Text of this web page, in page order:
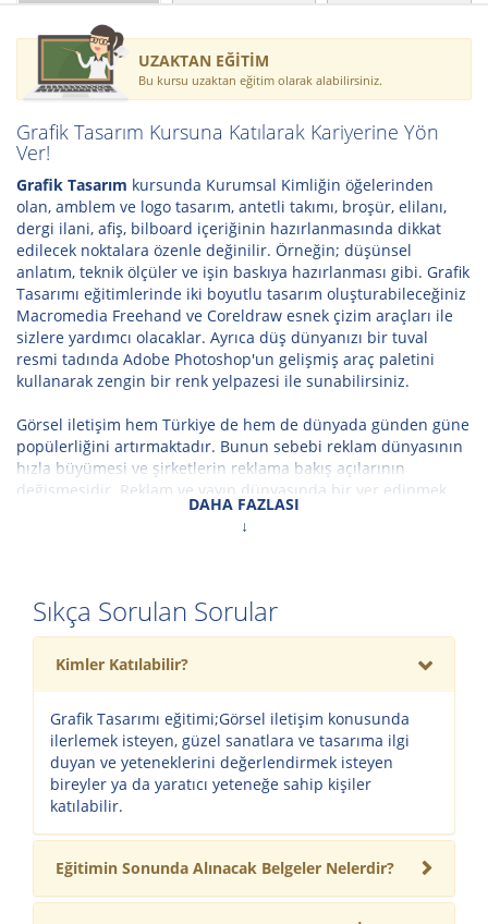
UZAKTAN EĞİTİM
Bu kursu uzaktan eğitim olarak alabilirsiniz.
Grafik Tasarım Kursuna Katılarak Kariyerine Yön
Ver!
Grafik Tasarım kursunda Kurumsal Kimliğin öğelerinden
olan, amblem ve logo tasarım, antetli takımı, broşür, elilanı,
dergi ilani, afiş, bilboard içeriğinin hazırlanmasında dikkat
edilecek noktalara özenle değinilir. Örneğin; düşünsel
anlatım, teknik ölçüler ve işin baskıya hazırlanması gibi. Grafik
Tasarımı eğitimlerinde iki boyutlu tasarım oluşturabileceğiniz
Macromedia Freehand ve Coreldraw esnek çizim araçları ile
sizlere yardımcı olacaklar. Ayrıca düş dünyanızı bir tuval
resmi tadında Adobe Photoshop'un gelişmiş araç paletini
kullanarak zengin bir renk yelpazesi ile sunabilirsiniz.
Görsel iletişim hem Türkiye de hem de dünyada günden güne
popülerliğini artırmaktadır. Bunun sebebi reklam dünyasının
hızla büyümesi ve şirketlerin reklama bakış açılarının
değişmesidir. Reklam ve yayın dünyasında bir yer edinmek
isteyen katılımcılarımız grafik tasarım kursunda düşledikleri
yaratıcı fikirleri grafik programları vasıtası ile ortaya
Tekstil grafiğitasarım mantığının ve tekniklerinin anlatımının
yapıldığı tasarım süreçlerinin dijital ortama aktarılmasında
gerekli tüm bilgi ve eğitimin verildiği 2 aşamadan oluşan
için özel olarak sadece tekstil grafiğine ilişkin örnek ve
uygulamaların anlatıldığı mesleğe özel bir eğitimdir.
Başlangıç ve Önerilen Eğitim :Herhangi bir ön bilgi ihtiyacı ve
ön koşul yoktur.
Eğitim İçeriği
PHOTOSHOP CS6
DAHA FAZLASI
Sıkça Sorulan Sorular
Kimler Katılabilir?
Grafik Tasarımı eğitimi;Görsel iletişim konusunda
ilerlemek isteyen, güzel sanatlara ve tasarıma ilgi
duyan ve yeteneklerini değerlendirmek isteyen
bireyler ya da yaratıcı yeteneğe sahip kişiler
katılabilir.
Eğitimin Sonunda Alınacak Belgeler Nelerdir?